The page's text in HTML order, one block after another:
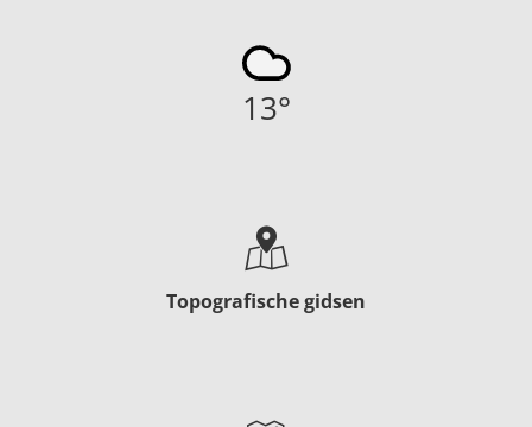
13°
Topografische gidsen